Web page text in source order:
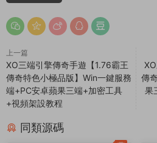
上一篇
XO三端引擎傳奇手遊【1.76霸王
傳奇特色小極品版】Win一鍵服務
端+PC安卓蘋果三端+加密工具
+視頻架設教程
傳
果
同類源碼